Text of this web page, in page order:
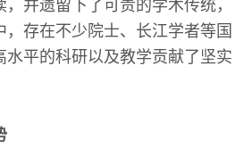
并遗留下了可贵的学术传统，
存在不少院士、长江学者等国
水平的科研以及教学贡献了坚实